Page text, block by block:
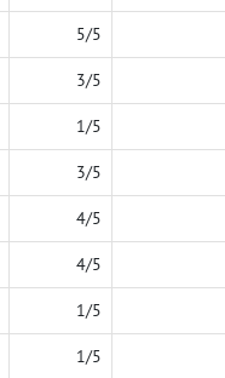
5/5
3/5
1/5
3/5
4/5
4/5
1/5
1/5